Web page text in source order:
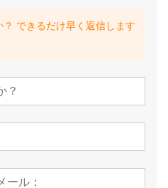
できるだけ早く返信します